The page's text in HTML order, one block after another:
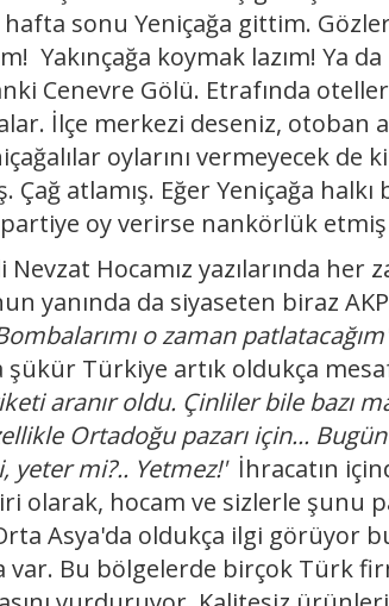
sonu Yeniçağa gittim.
Yakınçağa koymak lazım! Ya da
Cenevre Gölü. Etrafında
İlçe merkezi deseniz, otoban
oylarını vermeyecek de
Çağ atlamış. Eğer Yeniçağa
oy verirse nankörlük
Hocamız yazılarında her
yanında da siyaseten biraz
o zaman patlatacağım'
şükür Türkiye artık oldukça
aranır oldu. Çinliler bile bazı
Ortadoğu pazarı için... Bugün
yeter mi?.. Yetmez!'İhracatın
olarak, hocam ve sizlerle şunu
Asya'da oldukça ilgi görüyor
Bu bölgelerde birçok Türk